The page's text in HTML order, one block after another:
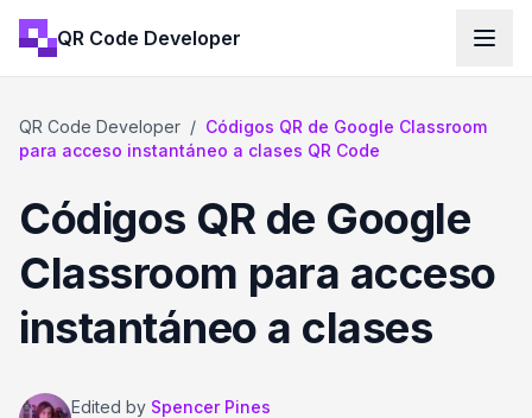
QR Code Developer
QR Code Developer / Códigos QR de Google Classroom
para acceso instantáneo a clases QR Code
Códigos QR de Google
Classroom para acceso
instantáneo a clases
Edited by Spencer Pines